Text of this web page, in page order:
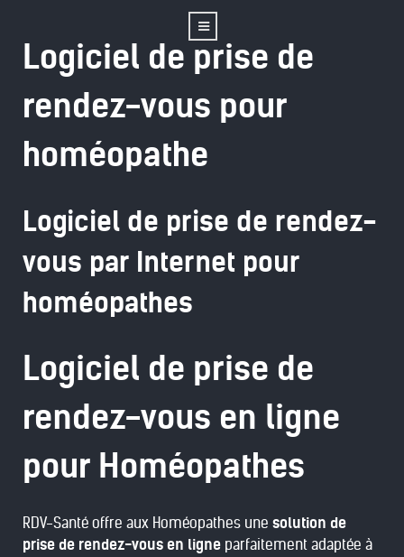
Logiciel de prise de
rendez-vous pour
homéopathe
Logiciel de prise de rendez-
vous par Internet pour
homéopathes
Logiciel de prise de
rendez-vous en ligne
pour Homéopathes
RDV-Santé offre aux Homéopathes une solution de
prise de rendez-vous en ligne parfaitement adaptée à